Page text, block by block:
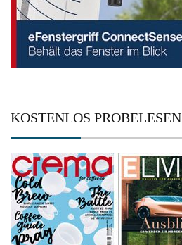
KOSTENLOS PROBELESEN